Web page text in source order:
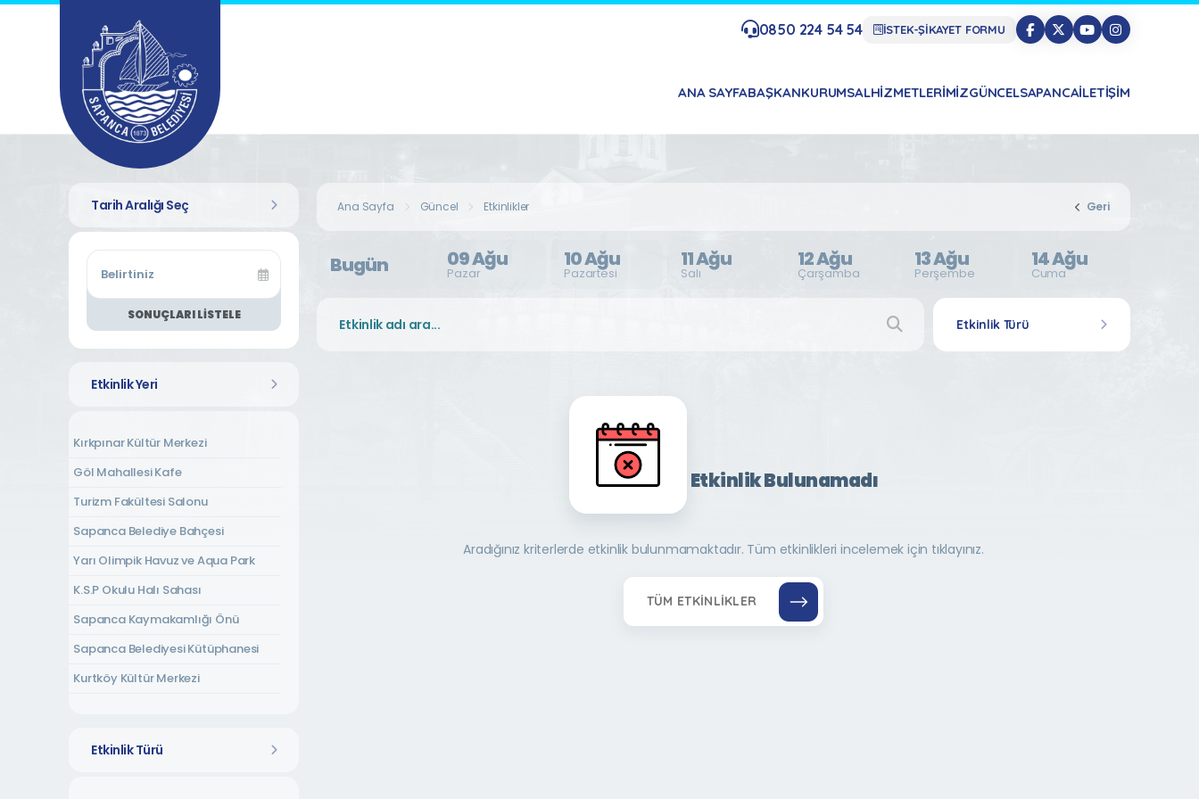
0850 224 54 54 İSTEK-ŞİKAYET FORMU
ANA SAYFABAŞKANKURUMSALHIZMETLERIMIZGÜNCELSAPANCAİLETIŞIM
Tarih Aralığı Seç
SONUÇLARI LISTELE
Etkinlik Yeri
Kırkpınar Kültür Merkezi
Göl Mahallesi Kafe
Turizm Fakültesi Salonu
Sapanca Belediye Bahçesi
Yarı Olimpik Havuz ve Aqua Park
K.S.P Okulu Halı Sahası
Sapanca Kaymakamlığı Önü
Sapanca Belediyesi Kütüphanesi
Kurtköy Kültür Merkezi
Etkinlik Türü
Ana Sayfa Güncel Etkinlikler Geri
Bugün 09 Ağu
Pazar
10 Ağu
Pazartesi
11 Ağu
Salı
12 Ağu
Çarşamba
13 Ağu
Perşembe
14 Ağu
Cuma
Etkinlik Türü
Etkinlik Bulunamadı
Aradığınız kriterlerde etkinlik bulunmamaktadır. Tüm etkinlikleri incelemek için tıklayınız.
TÜM ETKINLIKLER